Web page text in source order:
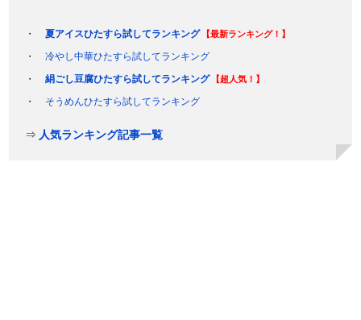
夏アイスひたすら試してランキング 【最新ランキング！】
冷やし中華ひたすら試してランキング
絹ごし豆腐ひたすら試してランキング
【超人気！】
そうめんひたすら試してランキング
⇒ 人気ランキング記事一覧